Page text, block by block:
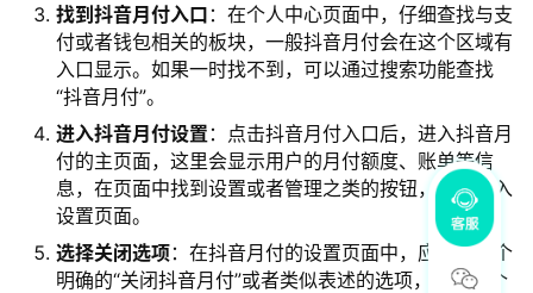
找到抖音月付入口 ：在个人中心页面中，仔细查找与支
付或者钱包相关的板块，一般抖音月付会在这个区域有
入口显示。如果一时找不到，可以通过搜索功能查找
“抖音月付”。
进入抖音月付设置 ：点击抖音月付入口后，进入抖音月
付的主页面，这里会显示用户的月付额度、账单等信
息，在页面中找到设置或者管理之类的按钮，点击进入
设置页面。
选择关闭选项：在抖音月付的设置页面中，应该有一个
明确的“关闭抖音月付”或者类似表述的选项，点击这个